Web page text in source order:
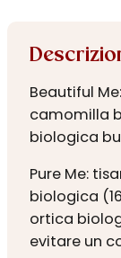
Beautiful
camomilla
biologica
Pure Me:
biologica
ortica
evitare un